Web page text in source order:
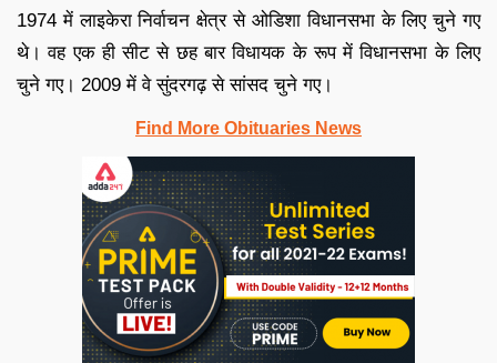
1974 में लाइकेरा निर्वाचन क्षेत्र से ओडिशा विधानसभा के लिए चुने गए
थे। वह एक ही सीट से छह बार विधायक के रूप में विधानसभा के लिए
चुने गए। 2009 में वे सुंदरगढ़ से सांसद चुने गए।
Find More Obituaries News